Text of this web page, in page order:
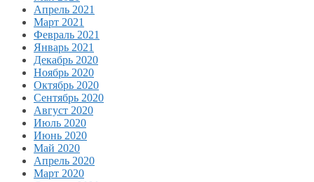
Апрель 2021
Март 2021
Февраль 2021
Январь 2021
Декабрь 2020
Ноябрь 2020
Октябрь 2020
Сентябрь 2020
Август 2020
Июль 2020
Июнь 2020
Май 2020
Апрель 2020
Март 2020